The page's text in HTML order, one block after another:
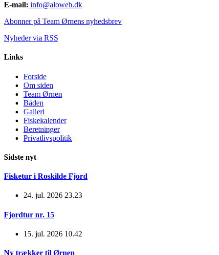
E-mail: info@aloweb.dk
Abonner på Team Ørnens nyhedsbrev
Nyheder via RSS
Links
Forside
Om siden
Team Ørnen
Båden
Galleri
Fiskekalender
Beretninger
Privatlivspolitik
Sidste nyt
Fisketur i Roskilde Fjord
24. jul. 2026 23.23
Fjordtur nr. 15
15. jul. 2026 10.42
Ny trækker til Ørnen